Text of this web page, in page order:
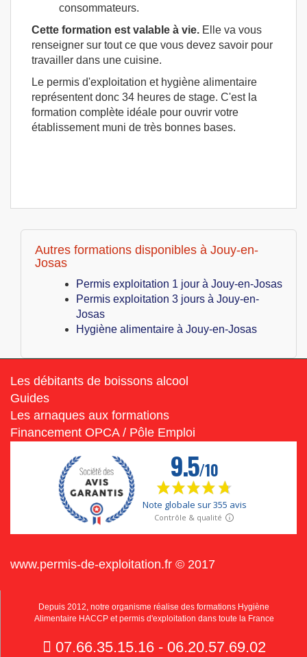
consommateurs.
Cette formation est valable à vie. Elle va vous
renseigner sur tout ce que vous devez savoir pour
travailler dans une cuisine.
Le permis d'exploitation et hygiène alimentaire
représentent donc 34 heures de stage. C'est la
formation complète idéale pour ouvrir votre
établissement muni de très bonnes bases.
Autres formations disponibles à Jouy-en-
Josas
Permis exploitation 1 jour à Jouy-en-Josas
Permis exploitation 3 jours à Jouy-en-
Josas
Hygiène alimentaire à Jouy-en-Josas
Les débitants de boissons alcool
Guides
Les arnaques aux formations
Financement OPCA / Pôle Emploi
www.permis-de-exploitation.fr © 2017
Depuis 2012, notre organisme réalise des formations Hygiène
Alimentaire HACCP et permis d'exploitation dans toute la France
07.66.35.15.16 - 06.20.57.69.02